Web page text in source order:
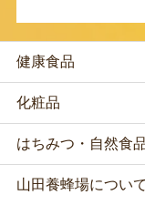
健康食品
化粧品
はちみつ・自然食
山田養蜂場について